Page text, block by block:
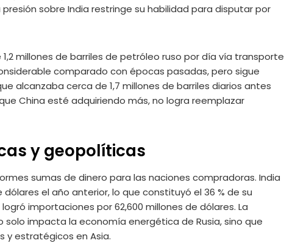
sobre India restringe su habilidad para disputar por
millones de barriles de petróleo ruso por día vía transporte
comparado con épocas pasadas, pero sigue
alcanzaba cerca de 1,7 millones de barriles diarios antes
China esté adquiriendo más, no logra reemplazar
y geopolíticas
sumas de dinero para las naciones compradoras. India
el año anterior, lo que constituyó el 36 % de su
importaciones por 62,600 millones de dólares. La
impacta la economía energética de Rusia, sino que
y estratégicos en Asia.